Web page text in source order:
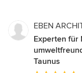
EBEN
Experten für
Taunus